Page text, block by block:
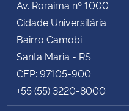
Av. Roraima nº 1000
Cidade Universitária
Bairro Camobi
Santa Maria - RS
CEP: 97105-900
+55 (55) 3220-8000